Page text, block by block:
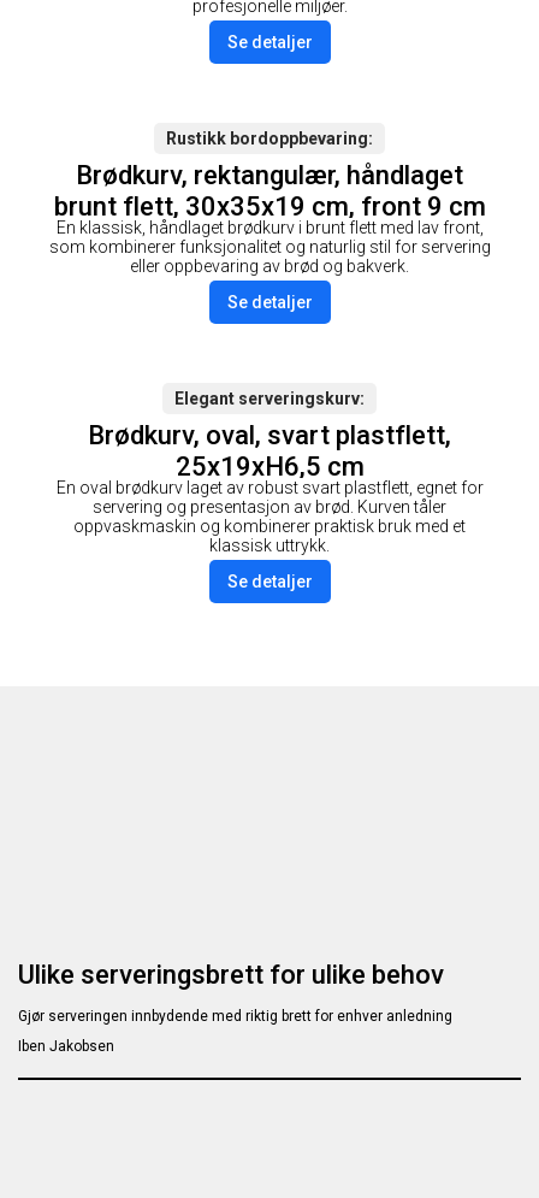
profesjonelle miljøer.
Se detaljer
Rustikk bordoppbevaring
Brødkurv, rektangulær, håndlaget
brunt flett, 30x35x19 cm, front 9 cm
En klassisk, håndlaget brødkurv i brunt flett med lav front,
som kombinerer funksjonalitet og naturlig stil for servering
eller oppbevaring av brød og bakverk.
Se detaljer
Elegant serveringskurv
Brødkurv, oval, svart plastflett,
25x19xH6,5 cm
En oval brødkurv laget av robust svart plastflett, egnet for
servering og presentasjon av brød. Kurven tåler
oppvaskmaskin og kombinerer praktisk bruk med et
klassisk uttrykk.
Se detaljer
Ulike serveringsbrett for ulike behov
Gjør serveringen innbydende med riktig brett for enhver anledning
Iben Jakobsen